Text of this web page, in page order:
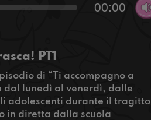
00:00
PT1
di “Ti accompagno a
lunedì al venerdì, dalle
adolescenti durante il tragitto
in diretta dalla scuola